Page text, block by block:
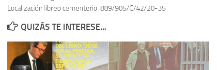
Memoria Histórica
Investigación previa de la represión en Talavera de la Reina (1937-
1947).
Localización libreo cementerio: 889/905/C/42/20-35
QUIZÁS TE INTERESE...